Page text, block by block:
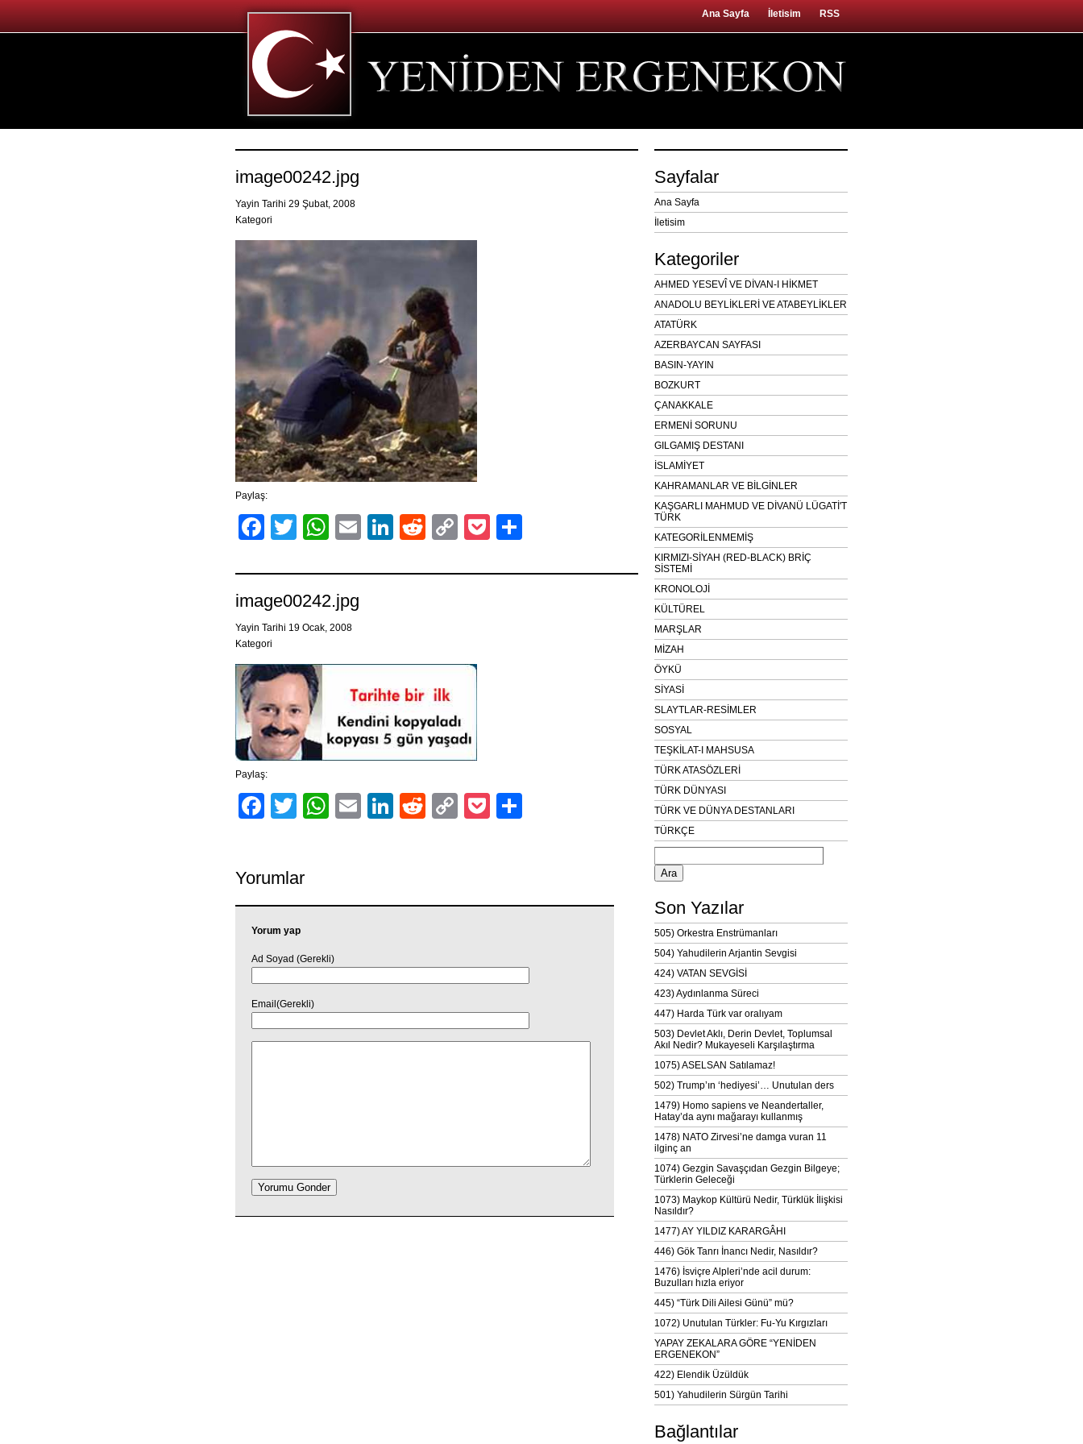
Ana Sayfa İletisim RSS
image00242.jpg
Yayin Tarihi 29 Şubat, 2008
Kategori
Paylaş:
Facebook
TwitterWhatsApp
EmailLinkedIn
RedditCopyPocket
image00242.jpg
Yayin Tarihi 19 Ocak, 2008
Kategori
Paylaş:
Facebook
TwitterWhatsApp
EmailLinkedIn
RedditCopyPocket
Yorumlar
Yorum yap
Ad Soyad (Gerekli)
Email(Gerekli)
Sayfalar
Ana Sayfa
İletisim
Kategoriler
AHMED YESEVÎ VE DİVAN-I HİKMET
ANADOLU BEYLİKLERİ VE ATABEYLİKLER
ATATÜRK
AZERBAYCAN SAYFASI
BASIN-YAYIN
BOZKURT
ÇANAKKALE
ERMENİ SORUNU
GILGAMIŞ DESTANI
İSLAMİYET
KAHRAMANLAR VE BİLGİNLER
KAŞGARLI MAHMUD VE DİVANÜ LÜGATİ'T
TÜRK
KATEGORİLENMEMİŞ
KIRMIZI-SİYAH (RED-BLACK) BRİÇ
SİSTEMİ
KRONOLOJİ
KÜLTÜREL
MARŞLAR
MİZAH
ÖYKÜ
SİYASİ
SLAYTLAR-RESİMLER
SOSYAL
TEŞKİLAT-I MAHSUSA
TÜRK ATASÖZLERİ
TÜRK DÜNYASI
TÜRK VE DÜNYA DESTANLARI
TÜRKÇE
Arama:
Son Yazılar
505) Orkestra Enstrümanları
504) Yahudilerin Arjantin Sevgisi
424) VATAN SEVGİSİ
423) Aydınlanma Süreci
447) Harda Türk var oralıyam
503) Devlet Aklı, Derin Devlet, Toplumsal
Akıl Nedir? Mukayeseli Karşılaştırma
1075) ASELSAN Satılamaz!
502) Trump’ın ‘hediyesi’… Unutulan ders
1479) Homo sapiens ve Neandertaller,
Hatay’da aynı mağarayı kullanmış
1478) NATO Zirvesi’ne damga vuran 11
ilginç an
1074) Gezgin Savaşçıdan Gezgin Bilgeye;
Türklerin Geleceği
1073) Maykop Kültürü Nedir, Türklük İlişkisi
Nasıldır?
1477) AY YILDIZ KARARGÂHI
446) Gök Tanrı İnancı Nedir, Nasıldır?
1476) İsviçre Alpleri’nde acil durum:
Buzulları hızla eriyor
445) “Türk Dili Ailesi Günü” mü?
1072) Unutulan Türkler: Fu-Yu Kırgızları
YAPAY ZEKALARA GÖRE “YENİDEN
ERGENEKON”
422) Elendik Üzüldük
501) Yahudilerin Sürgün Tarihi
Bağlantılar